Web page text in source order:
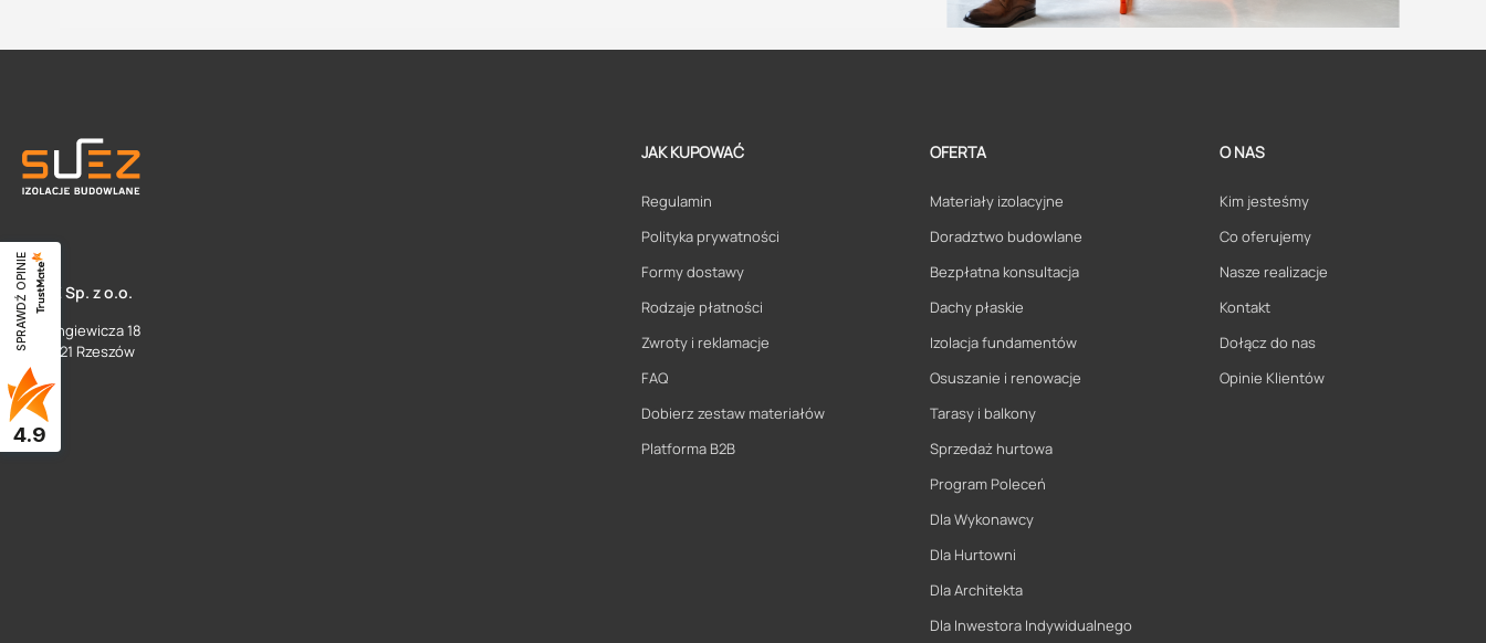
SUEZ Sp. z o.o.
ul. Langiewicza 18
35 - 021 Rzeszów
JAK KUPOWAĆ
Regulamin
Polityka prywatności
Formy dostawy
Rodzaje płatności
Zwroty i reklamacje
FAQ
Dobierz zestaw materiałów
Platforma B2B
OFERTA
Materiały izolacyjne
Doradztwo budowlane
Bezpłatna konsultacja
Dachy płaskie
Izolacja fundamentów
Osuszanie i renowacje
Tarasy i balkony
Sprzedaż hurtowa
Program Poleceń
Dla Wykonawcy
Dla Hurtowni
Dla Architekta
Dla Inwestora Indywidualnego
O NAS
Kim jesteśmy
Co oferujemy
Nasze realizacje
Kontakt
Dołącz do nas
Opinie Klientów
SPRAWDŹ OPINIE
4.9